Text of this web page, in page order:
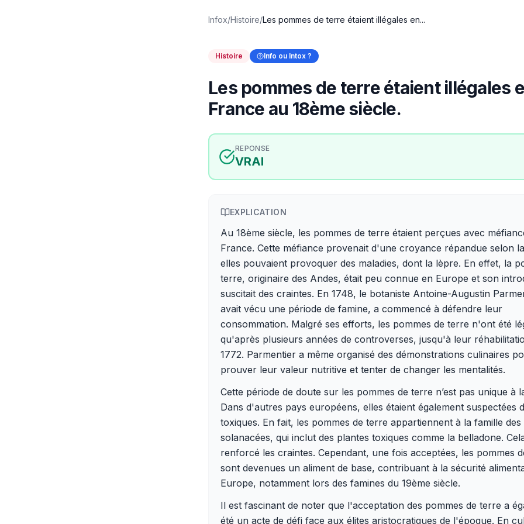
Infox/Histoire/Les pommes de terre étaient illégales en...
Histoire Info ou Intox ?
Les pommes de terre étaient illégales
France au 18ème siècle.
REPONSE
VRAI
EXPLICATION
Au 18ème siècle, les pommes de terre étaient perçues avec
France. Cette méfiance provenait d'une croyance répandue selon
elles pouvaient provoquer des maladies, dont la lèpre. En effet, la
terre, originaire des Andes, était peu connue en Europe et son
suscitait des craintes. En 1748, le botaniste Antoine-Augustin
avait vécu une période de famine, a commencé à défendre leur
consommation. Malgré ses efforts, les pommes de terre n'ont été
qu'après plusieurs années de controverses, jusqu'à leur
1772. Parmentier a même organisé des démonstrations culinaires
prouver leur valeur nutritive et tenter de changer les mentalités.
Cette période de doute sur les pommes de terre n’est pas unique à
Dans d'autres pays européens, elles étaient également suspectées
toxiques. En fait, les pommes de terre appartiennent à la famille des
solanacées, qui inclut des plantes toxiques comme la belladone.
renforcé les craintes. Cependant, une fois acceptées, les pommes
sont devenues un aliment de base, contribuant à la sécurité
Europe, notamment lors des famines du 19ème siècle.
Il est fascinant de noter que l'acceptation des pommes de terre a
été un acte de défi face aux élites aristocratiques de l'époque. En